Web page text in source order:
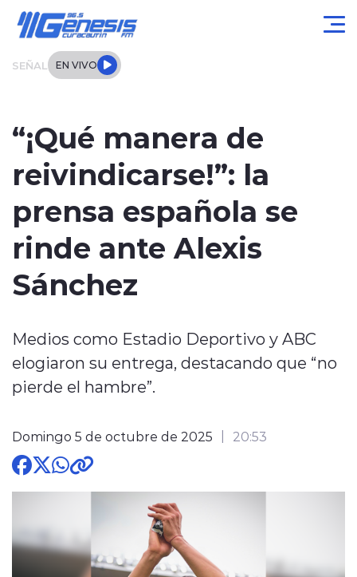
SEÑAL EN VIVO
Local
Tendencias
Internacional
Deportes
“¡Qué manera de
reivindicarse!”: la
prensa española se
rinde ante Alexis
Sánchez
Medios como Estadio Deportivo y ABC
elogiaron su entrega, destacando que “no
pierde el hambre”.
Domingo 5 de octubre de 2025 20:53